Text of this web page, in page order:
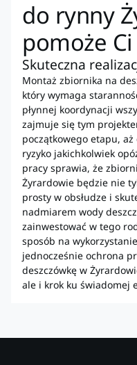
do rynny
pomoże
Skuteczna
Montaż zbiornika na
który wymaga
płynnej koordynacji
zajmuje się tym
początkowego etapu,
ryzyko jakichkolwiek
pracy sprawia, że
Żyrardowie będzie nie
prosty w obsłudze i
nadmiarem wody
zainwestować w tego
sposób na
jednocześnie ochrona
deszczówkę w
ale i krok ku świadomej